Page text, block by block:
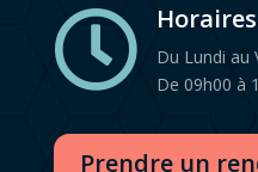

Du Lundi au
De 09h00 à
Prendre un